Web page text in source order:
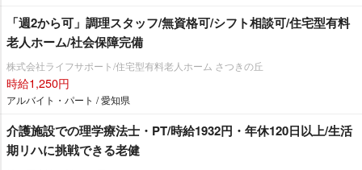
「週2から可」調理スタッフ/無資格可/シフト相談可/住宅型有料
老人ホーム/社会保障完備
株式会社ライフサポート/住宅型有料老人ホーム さつきの丘
時給1,250円
アルバイト・パート / 愛知県
介護施設での理学療法士・PT/時給1932円・年休120日以上/生活
期リハに挑戦できる老健